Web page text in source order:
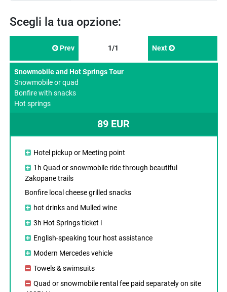
Scegli la tua opzione:
Prev 1/1 Next
Snowmobile and Hot Springs Tour
Snowmobile or quad
Bonfire with snacks
Hot springs
89 EUR
Hotel pickup or Meeting point
1h Quad or snowmobile ride through beautiful
Zakopane trails
Bonfire local cheese grilled snacks
hot drinks and Mulled wine
3h Hot Springs ticket i
English-speaking tour host assistance
Modern Mercedes vehicle
Towels & swimsuits
Quad or snowmobile rental fee paid separately on site